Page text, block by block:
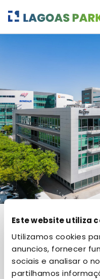
Este website utiliza
Utilizamos cookies
anuncios, fornecer
sociais e analisar o
partilhamos
Sanofi